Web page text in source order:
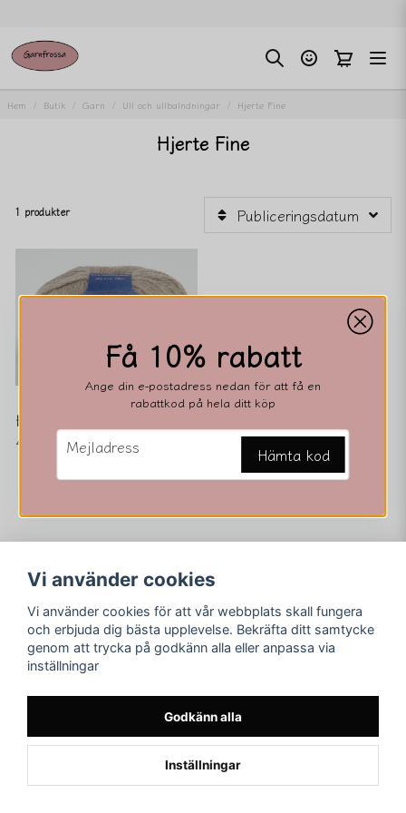
Hem Butik Garn Ull och ullbalndningar Hjerte Fine
Hjerte Fine
1 produkter Publiceringsdatum
Hjerte fine
43 kr
Få 10% rabatt
Ange din e-postadress nedan för att få en
rabattkod på hela ditt köp
email
Mejladress Hämta kod
Följ oss
Facebook
Instagram
Merving Innovation
Orgnr. 559116-3851
Adress: Jägarestigen 7
E-post:
asamerving@hotmail.com
Vi använder cookies
Vi använder cookies för att vår webbplats skall fungera
och erbjuda dig bästa upplevelse. Bekräfta ditt samtycke
genom att trycka på godkänn alla eller anpassa via
inställningar
Godkänn alla
Inställningar